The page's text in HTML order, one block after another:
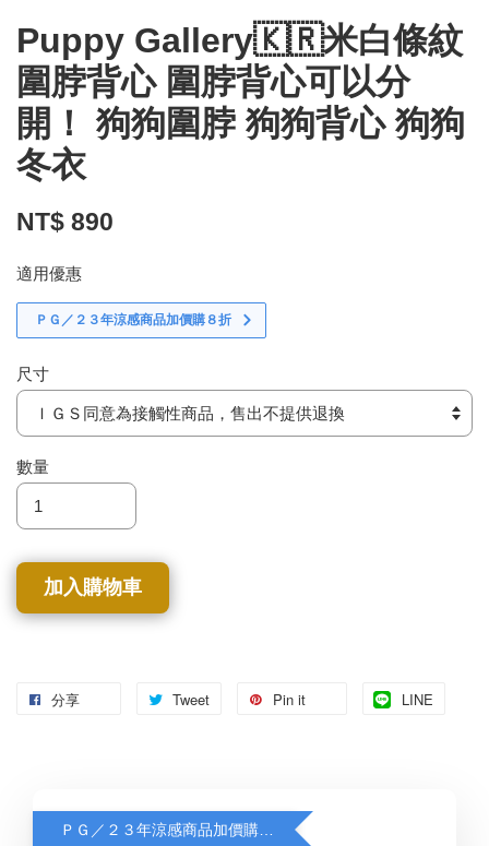
Puppy Gallery🇰🇷米白條紋
圍脖背心 圍脖背心可以分
開！ 狗狗圍脖 狗狗背心 狗狗
冬衣
NT$ 890
適用優惠
ＰＧ／２３年涼感商品加價購８折
尺寸
數量
加入購物車
分享 Tweet Pin it LINE